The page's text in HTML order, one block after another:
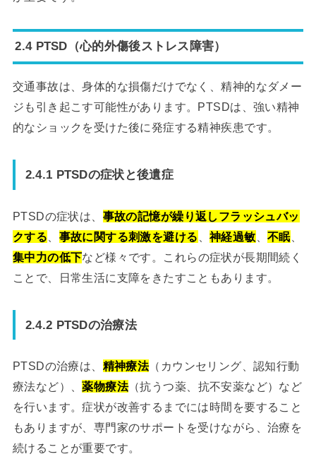
2.4 PTSD（心的外傷後ストレス障害）
交通事故は、身体的な損傷だけでなく、精神的なダメー
ジも引き起こす可能性があります。PTSDは、強い精神
的なショックを受けた後に発症する精神疾患です。
2.4.1 PTSDの症状と後遺症
PTSDの症状は、 事故の記憶が繰り返しフラッシュバッ
クする
事故に関する刺激を避ける 、神経過敏 、不眠、
集中力の低下など様々です。これらの症状が長期間続く
ことで、日常生活に支障をきたすこともあります。
2.4.2 PTSDの治療法
PTSDの治療は、 精神療法（カウンセリング、認知行動
療法など）、薬物療法（抗うつ薬、抗不安薬など）など
を行います。症状が改善するまでには時間を要すること
もありますが、専門家のサポートを受けながら、治療を
続けることが重要です。